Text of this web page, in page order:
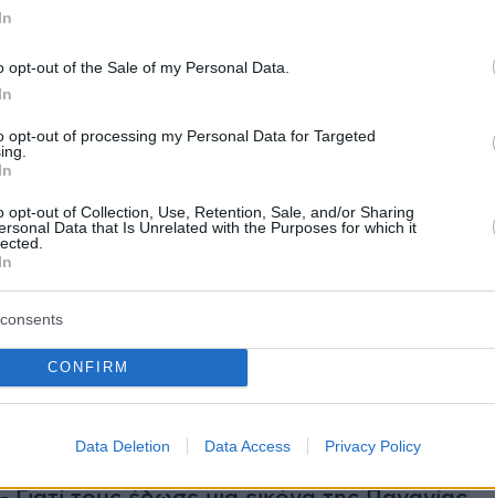
opt-out of the Sale of my Personal Data.
opt-out of processing my Personal Data for Targeted
opt-out of Collection, Use, Retention, Sale, and/or Sharing
Data that Is Unrelated with the Purposes for which it
CONFIRM
Data Deletion Data Access Privacy Policy
ο οποίος μαινόμενος φέρεται να
απειλώντας Θεούς και δαίμονες.
στη δίκη Φιλιππίδη: Είμαι δίπλα στον Πέτρο
τον αγαπώ πολύ, δεν είναι βιαστής - Έχει
ετοιμάζομαι κάθε μέρα
τα δάχτυλα»: Η σύζυγος του